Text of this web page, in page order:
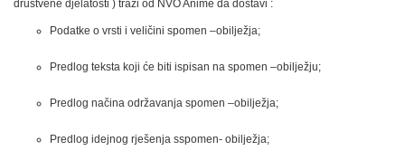
društvene djelatosti ) traži od NVO Anime da dostavi :
Podatke o vrsti i veličini spomen –obilježja;
Predlog teksta koji će biti ispisan na spomen –obilježju;
Predlog načina održavanja spomen –obilježja;
Predlog idejnog rješenja sspomen- obilježja;